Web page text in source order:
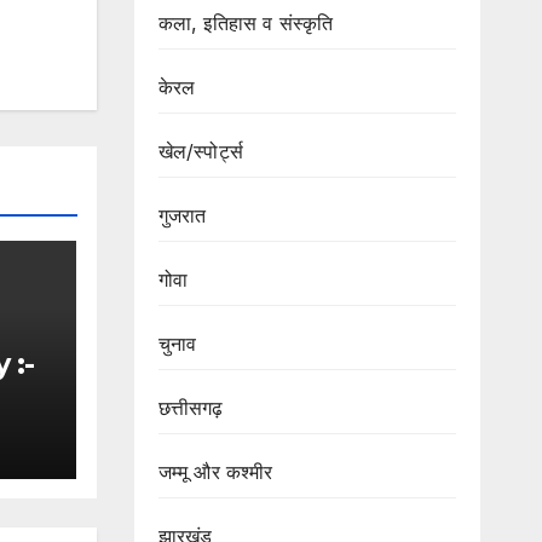
:-
कला, इतिहास व संस्कृति
केरल
खेल/स्पोर्ट्स
गुजरात
गोवा
चुनाव
छत्तीसगढ़
जम्मू और कश्मीर
झारखंड